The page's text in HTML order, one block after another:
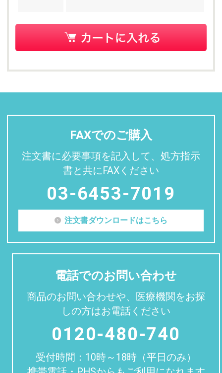
FAXでのご購入
注文書に必要事項を記入して、処方指示
書と共にFAXください
03-6453-7019
注文書ダウンロードはこちら
電話でのお問い合わせ
商品のお問い合わせや、医療機関をお探
しの方はお電話ください
0120-480-740
受付時間：10時～18時（平日のみ）